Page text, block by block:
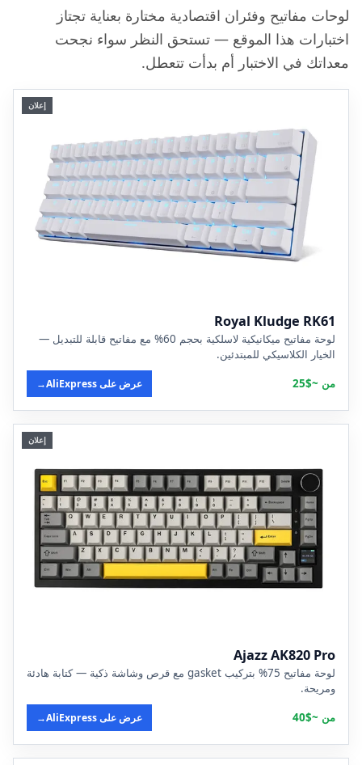
لوحات مفاتيح وفئران اقتصادية مختارة بعناية تجتاز
اختبارات هذا الموقع — تستحق النظر سواء نجحت
معداتك في الاختبار أم بدأت تتعطل.
إعلان
Royal Kludge RK61
لوحة مفاتيح ميكانيكية لاسلكية بحجم 60% مع مفاتيح قابلة للتبديل —
الخيار الكلاسيكي للمبتدئين.
من ~$25
عرض على AliExpress →
إعلان
Ajazz AK820 Pro
لوحة مفاتيح 75% بتركيب gasket مع قرص وشاشة ذكية — كتابة هادئة
ومريحة.
من ~$40
عرض على AliExpress →